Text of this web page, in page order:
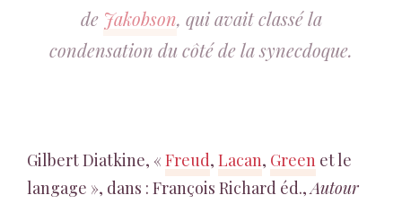
de Jakobson, qui avait classé la
condensation du côté de la synecdoque.
Gilbert Diatkine, « Freud, Lacan, Green et le
langage », dans : François Richard éd.,Autour